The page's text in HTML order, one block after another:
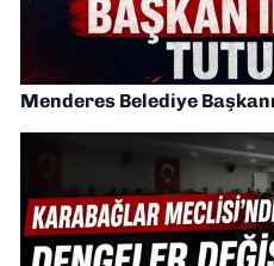
Menderes Belediye